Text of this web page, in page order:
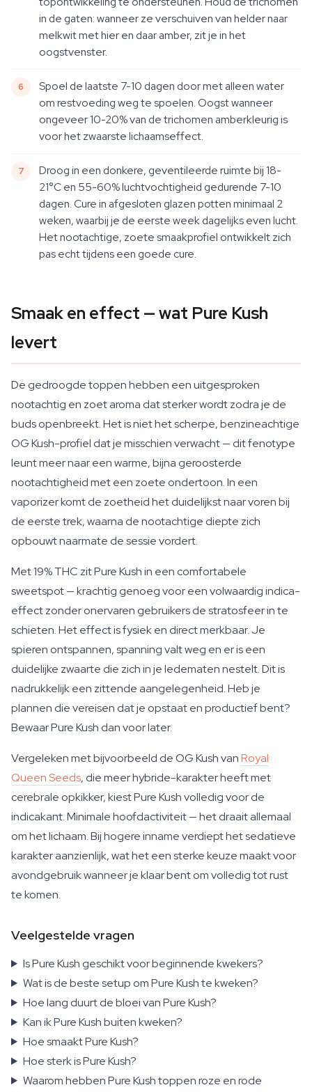
in de gaten: wanneer ze verschuiven van helder naar
melkwit met hier en daar amber, zit je in het
oogstvenster.
Spoel de laatste 7-10 dagen door met alleen water
om restvoeding weg te spoelen. Oogst wanneer
ongeveer 10-20% van de trichomen amberkleurig is
voor het zwaarste lichaamseffect.
Droog in een donkere, geventileerde ruimte bij 18-
21°C en 55-60% luchtvochtigheid gedurende 7-10
dagen. Cure in afgesloten glazen potten minimaal 2
weken, waarbij je de eerste week dagelijks even lucht.
Het nootachtige, zoete smaakprofiel ontwikkelt zich
pas echt tijdens een goede cure.
Smaak en effect — wat Pure Kush
levert
De gedroogde toppen hebben een uitgesproken
nootachtig en zoet aroma dat sterker wordt zodra je de
buds openbreekt. Het is niet het scherpe, benzineachtige
OG Kush-profiel dat je misschien verwacht — dit fenotype
leunt meer naar een warme, bijna geroosterde
nootachtigheid met een zoete ondertoon. In een
vaporizer komt de zoetheid het duidelijkst naar voren bij
de eerste trek, waarna de nootachtige diepte zich
opbouwt naarmate de sessie vordert.
Met 19% THC zit Pure Kush in een comfortabele
sweetspot — krachtig genoeg voor een volwaardig indica-
effect zonder onervaren gebruikers de stratosfeer in te
schieten. Het effect is fysiek en direct merkbaar. Je
spieren ontspannen, spanning valt weg en er is een
duidelijke zwaarte die zich in je ledematen nestelt. Dit is
nadrukkelijk een zittende aangelegenheid. Heb je
plannen die vereisen dat je opstaat en productief bent?
Bewaar Pure Kush dan voor later.
Vergeleken met bijvoorbeeld de OG Kush vanRoyal
Queen Seeds, die meer hybride-karakter heeft met
cerebrale opkikker, kiest Pure Kush volledig voor de
indicakant. Minimale hoofdactiviteit — het draait allemaal
om het lichaam. Bij hogere inname verdiept het sedatieve
karakter aanzienlijk, wat het een sterke keuze maakt voor
avondgebruik wanneer je klaar bent om volledig tot rust
te komen.
Veelgestelde vragen
Is Pure Kush geschikt voor beginnende kwekers?
Wat is de beste setup om Pure Kush te kweken?
Hoe lang duurt de bloei van Pure Kush?
Kan ik Pure Kush buiten kweken?
Hoe smaakt Pure Kush?
Hoe sterk is Pure Kush?
Waarom hebben Pure Kush toppen roze en rode